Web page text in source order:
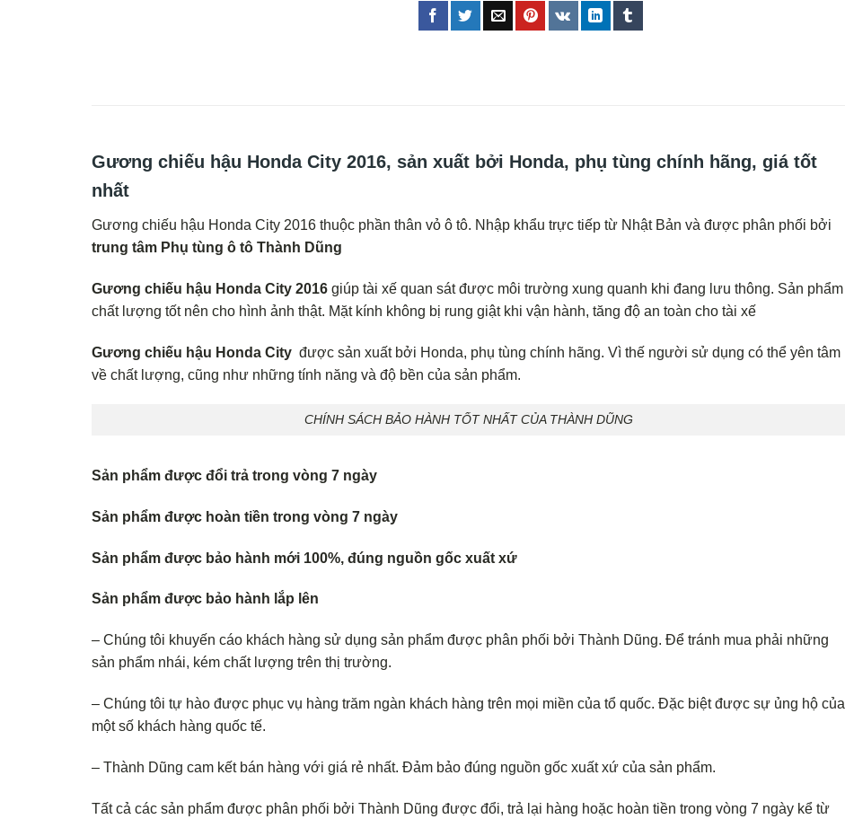
Gương chiếu hậu Honda City 2016, sản xuất bởi Honda, phụ tùng chính hãng, giá tốt
nhất
Gương chiếu hậu Honda City 2016 thuộc phần thân vỏ ô tô. Nhập khẩu trực tiếp từ Nhật Bản và được phân phối bởi
trung tâm Phụ tùng ô tô Thành Dũng
Gương chiếu hậu Honda City 2016 giúp tài xế quan sát được môi trường xung quanh khi đang lưu thông. Sản phẩm
chất lượng tốt nên cho hình ảnh thật. Mặt kính không bị rung giật khi vận hành, tăng độ an toàn cho tài xế
Gương chiếu hậu Honda City được sản xuất bởi Honda, phụ tùng chính hãng. Vì thế người sử dụng có thể yên tâm
về chất lượng, cũng như những tính năng và độ bền của sản phẩm.
CHÍNH SÁCH BẢO HÀNH TỐT NHẤT CỦA THÀNH DŨNG
Sản phẩm được đổi trả trong vòng 7 ngày
Sản phẩm được hoàn tiền trong vòng 7 ngày
Sản phẩm được bảo hành mới 100%, đúng nguồn gốc xuất xứ
Sản phẩm được bảo hành lắp lên
– Chúng tôi khuyến cáo khách hàng sử dụng sản phẩm được phân phối bởi Thành Dũng. Để tránh mua phải những
sản phẩm nhái, kém chất lượng trên thị trường.
– Chúng tôi tự hào được phục vụ hàng trăm ngàn khách hàng trên mọi miền của tổ quốc. Đặc biệt được sự ủng hộ của
một số khách hàng quốc tế.
– Thành Dũng cam kết bán hàng với giá rẻ nhất. Đảm bảo đúng nguồn gốc xuất xứ của sản phẩm.
Tất cả các sản phẩm được phân phối bởi Thành Dũng được đổi, trả lại hàng hoặc hoàn tiền trong vòng 7 ngày kể từ